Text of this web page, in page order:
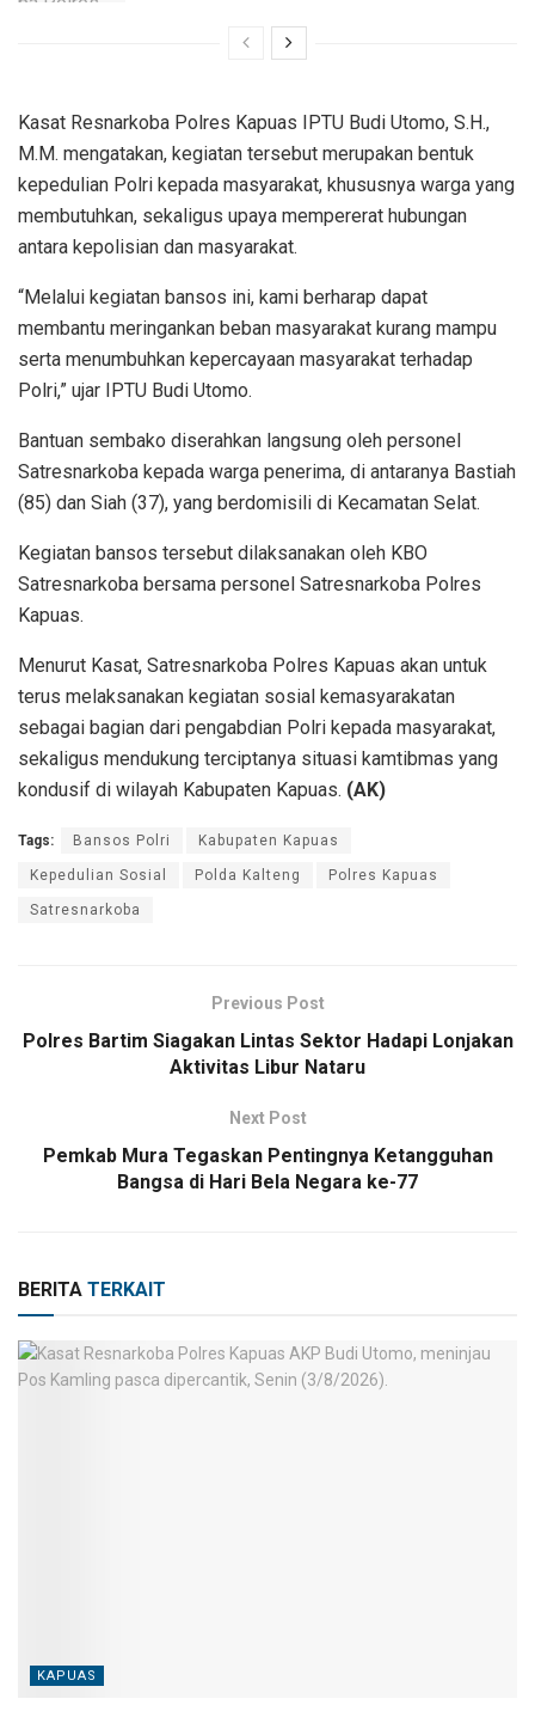
Kasat Resnarkoba Polres Kapuas IPTU Budi Utomo, S.H.,
M.M. mengatakan, kegiatan tersebut merupakan bentuk
kepedulian Polri kepada masyarakat, khususnya warga yang
membutuhkan, sekaligus upaya mempererat hubungan
antara kepolisian dan masyarakat.
“Melalui kegiatan bansos ini, kami berharap dapat
membantu meringankan beban masyarakat kurang mampu
serta menumbuhkan kepercayaan masyarakat terhadap
Polri,” ujar IPTU Budi Utomo.
Bantuan sembako diserahkan langsung oleh personel
Satresnarkoba kepada warga penerima, di antaranya Bastiah
(85) dan Siah (37), yang berdomisili di Kecamatan Selat.
Kegiatan bansos tersebut dilaksanakan oleh KBO
Satresnarkoba bersama personel Satresnarkoba Polres
Kapuas.
Menurut Kasat, Satresnarkoba Polres Kapuas akan untuk
terus melaksanakan kegiatan sosial kemasyarakatan
sebagai bagian dari pengabdian Polri kepada masyarakat,
sekaligus mendukung terciptanya situasi kamtibmas yang
kondusif di wilayah Kabupaten Kapuas. (AK)
Tags: Bansos Polri Kabupaten Kapuas
Kepedulian Sosial Polda Kalteng Polres Kapuas
Satresnarkoba
Previous Post
Polres Bartim Siagakan Lintas Sektor Hadapi Lonjakan
Aktivitas Libur Nataru
Next Post
Pemkab Mura Tegaskan Pentingnya Ketangguhan
Bangsa di Hari Bela Negara ke-77
BERITA TERKAIT
KAPUAS